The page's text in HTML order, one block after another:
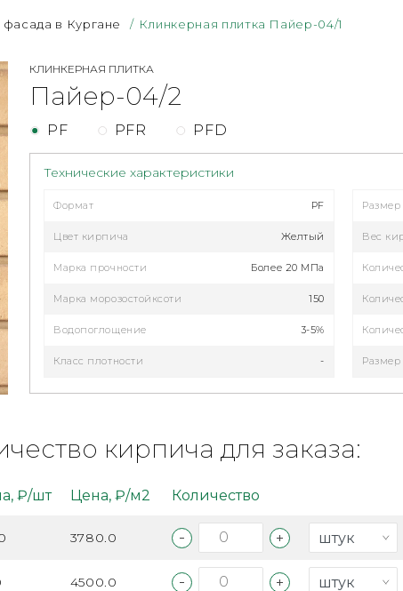
в Кургане / Клинкерная плитка Пайер-04/1
КЛИНКЕРНАЯ ПЛИТКА
Пайер-04/2
PF PFR PFD
Технические характеристики
Формат PF
Цвет кирпича Желтый
Марка прочности Более 20 МПа
Марка морозостойксоти 150
Водопоглощение 3-5%
Класс плотности -
Вес
кирпича для заказа:
₽/шт Цена, ₽/м2 Количество
3780.0
4500.0